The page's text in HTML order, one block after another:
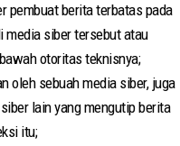
pembuat berita terbatas pada
media siber tersebut atau
otoritas teknisnya;
oleh sebuah media siber, juga
lain yang mengutip berita
itu;